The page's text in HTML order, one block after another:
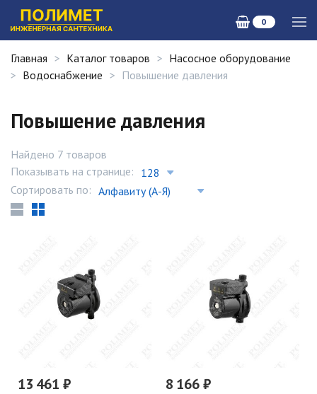
0
Главная Каталог товаров
Насосное оборудование
Водоснабжение
Повышение давления
Повышение давления
Найдено 7 товаров
Показывать на странице:
Сортировать по:
13 461 ₽ 8 166 ₽